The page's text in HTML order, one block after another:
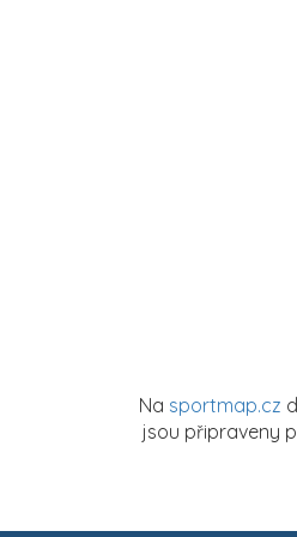
Na sportmap.cz
jsou připraveny